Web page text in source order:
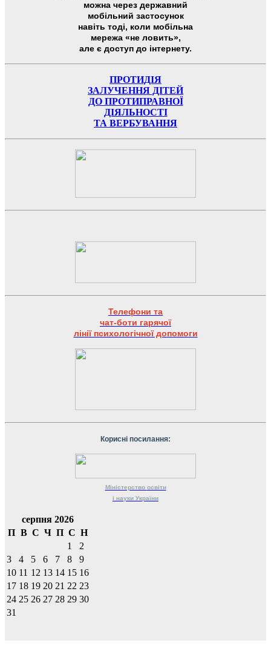
можна через державний
мобільний застосунок
навіть тоді, коли мобільна
мережа «не ловить»,
але є доступ до інтернету.
ПРОТИДІЯ
ЗАЛУЧЕННЯ ДІТЕЙ
ДО ПРОТИПРАВНОЇ
ДІЯЛЬНОСТІ
ТА ВЕРБУВАННЯ
Телефони та
чат-боти гарячої
лінії психологічної допомоги
Корисні посилання:
Міністерство освіти
і науки України
серпня 2026
П В С Ч П С Н
1
2
3
4 5 6 7 8
9
10 11 12 13 14 15 16
17 18 19 20 21 22 23
24 25 26 27 28 29 30
31